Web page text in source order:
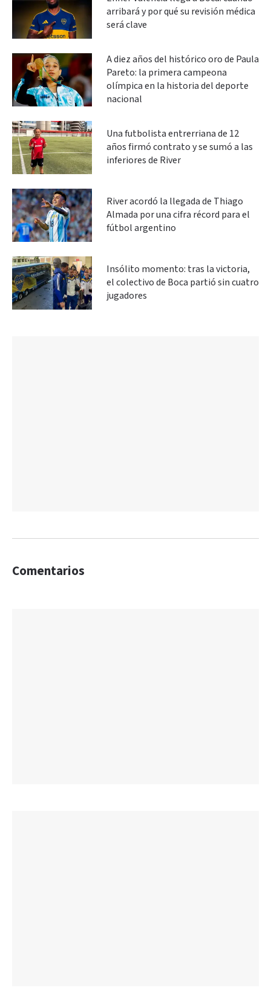
arribará y por qué su revisión médica
será clave
A diez años del histórico oro de Paula
Pareto: la primera campeona
olímpica en la historia del deporte
nacional
Una futbolista entrerriana de 12
años firmó contrato y se sumó a las
inferiores de River
River acordó la llegada de Thiago
Almada por una cifra récord para el
fútbol argentino
Insólito momento: tras la victoria,
el colectivo de Boca partió sin cuatro
jugadores
Comentarios